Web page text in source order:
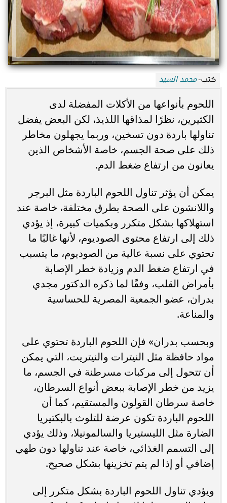
كتب-محمد السيد
اللحوم بأنواعها من الأكلات المفضلة لدى
الكثيرين، نظرًا لمذاقها اللذيذ، لكن البعض يفضل
تناولها باردة دون تسخين، وربما يجهلون مخاطر
ذلك على صحة الجسم، خاصة الأشخاص الذين
يعانون من ارتفاع ضغط الدم.
يمكن أن يؤثر تناول اللحوم الباردة مثل البرجر
واللانشون على الصحة بطرق مختلفة، خاصة عند
استهلاكها بشكل متكرر وبكميات كبيرة، إذ يؤدي
ذلك إلى ارتفاع محتوى الصوديوم، لأنها غالبًا ما
تحتوي على نسبة عالية من الصوديوم، ما يتسبب
في ارتفاع ضغط الدم وزيادة خطر الإصابة
بأمراض القلب، وفقًا لما ذكره الدكتور مجدي
بدران، عضو الجمعية المصرية للحساسية
والمناعة.
وبحسب بدران» فإن اللحوم الباردة تحتوي على
مواد حافظة مثل النيترات والنيتريت، التي يمكن
أن تتحول إلى مركبات مسرطنة في الجسم، ما
يزيد من خطر الإصابة ببعض أنواع السرطان،
خاصة سرطان القولون والمستقيم، كما أن
اللحوم الباردة تكون عرضة للتلوث بالبكتيريا
الضارة مثل الليستيريا والسالمونيلا، وذلك يؤدي
إلى التسمم الغذائي، خاصة عند تناولها دون طهي
إضافي أو إذا لم يتم تخزينها بشكل صحيح.
ويؤدي تناول اللحوم الباردة بشكل متكرر إلى